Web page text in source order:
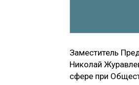
Заместитель
Николай
сфере при